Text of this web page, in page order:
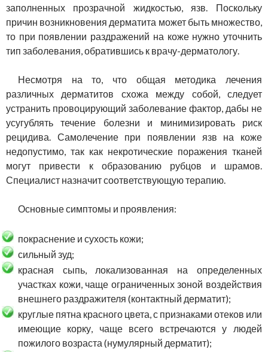
заполненных прозрачной жидкостью, язв. Поскольку
причин возникновения дерматита может быть множество,
то при появлении раздражений на коже нужно уточнить
тип заболевания, обратившись к врачу-дерматологу.
Несмотря на то, что общая методика лечения
различных дерматитов схожа между собой, следует
устранить провоцирующий заболевание фактор, дабы не
усугублять течение болезни и минимизировать риск
рецидива. Самолечение при появлении язв на коже
недопустимо, так как некротические поражения тканей
могут привести к образованию рубцов и шрамов.
Специалист назначит соответствующую терапию.
Основные симптомы и проявления:
покраснение и сухость кожи;
сильный зуд;
красная сыпь, локализованная на определенных
участках кожи, чаще ограниченных зоной воздействия
внешнего раздражителя (контактный дерматит);
круглые пятна красного цвета, с признаками отеков или
имеющие корку, чаще всего встречаются у людей
пожилого возраста (нумулярный дерматит);